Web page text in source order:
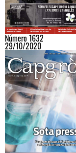
Número 1632
29/10/2020